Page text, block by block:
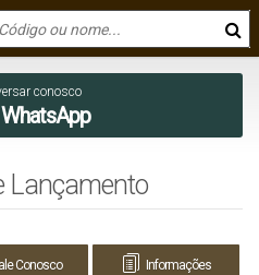
conosco
WhatsApp
Lançamento
Conosco Informações